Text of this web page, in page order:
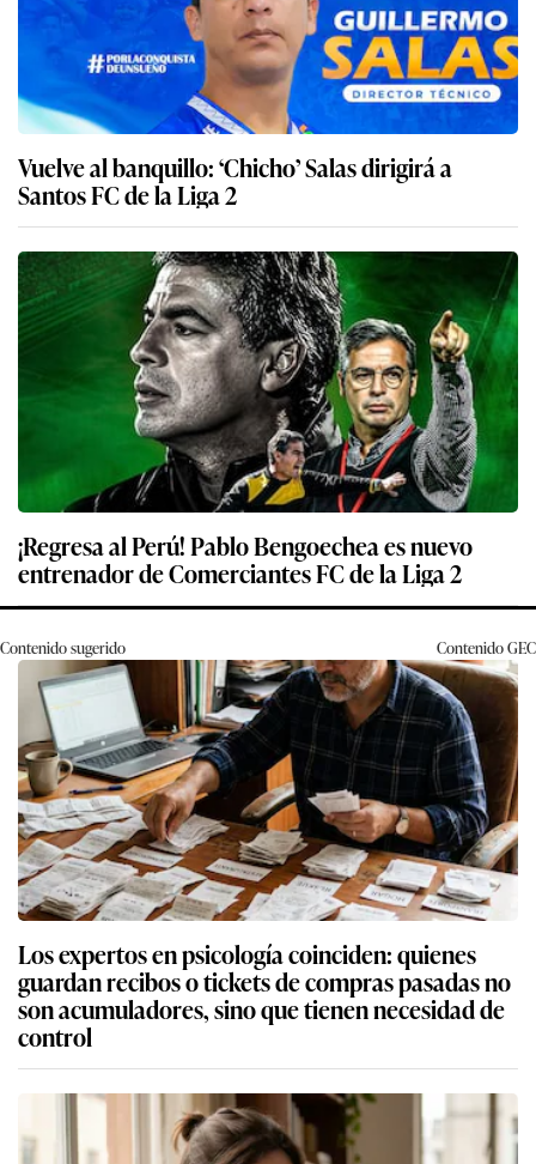
Vuelve al banquillo: ‘Chicho’ Salas dirigirá a
Santos FC de la Liga 2
¡Regresa al Perú! Pablo Bengoechea es nuevo
entrenador de Comerciantes FC de la Liga 2
Contenido sugerido ContenidoGEC
Los expertos en psicología coinciden: quienes
guardan recibos o tickets de compras pasadas no
son acumuladores, sino que tienen necesidad de
control